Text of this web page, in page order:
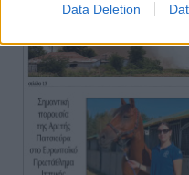
Data Deletion